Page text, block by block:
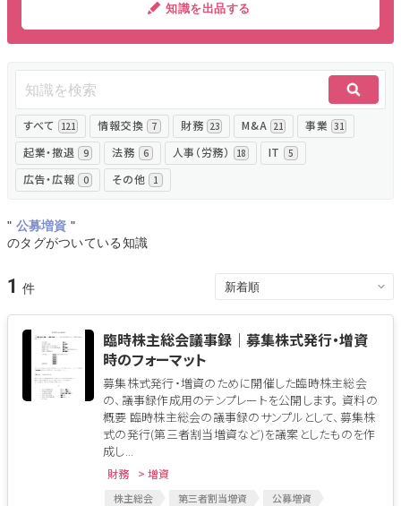
知識を出品する
すべて 121 情報交換 7 財務 23 M&A 21 事業 31
起業・撤退 9 法務 6 人事（労務） 18 IT 5
広告・広報 0 その他 1
" 公募増資 "
のタグがついている知識
1
臨時株主総会議事録│募集株式発行・増資
時のフォーマット
募集株式発行・増資のために開催した臨時株主総会
の、議事録作成用のテンプレートを公開します。 資料の
概要 臨時株主総会の議事録のサンプルとして、募集株
式の発行(第三者割当増資など)を議案としたものを作
成し...
財務 > 増資
株主総会 第三者割当増資
公募増資